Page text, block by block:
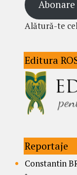
Abonare
Alătură-te
Editura
Reportaje
Constantin